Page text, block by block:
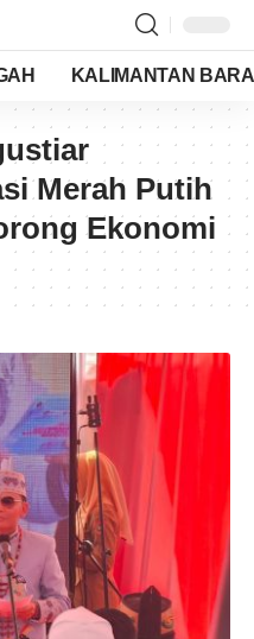
KALIMANTAN
Merah Putih
Ekonomi